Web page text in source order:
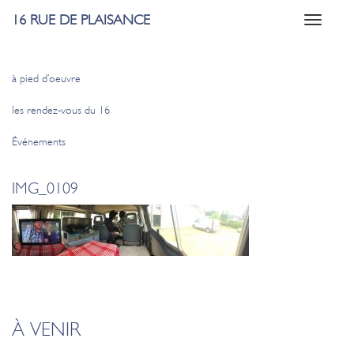
Toggle
16 RUE DE PLAISANCE
à pied d’oeuvre
les rendez-vous du 16
Événements
IMG_0109
À VENIR